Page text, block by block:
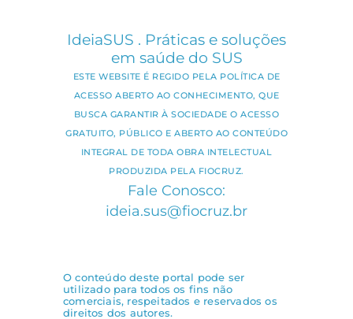
IdeiaSUS . Práticas e soluções
em saúde do SUS
ESTE WEBSITE É REGIDO PELA POLÍTICA DE
ACESSO ABERTO AO CONHECIMENTO, QUE
BUSCA GARANTIR À SOCIEDADE O ACESSO
GRATUITO, PÚBLICO E ABERTO AO CONTEÚDO
INTEGRAL DE TODA OBRA INTELECTUAL
PRODUZIDA PELA FIOCRUZ.
Fale Conosco:
ideia.sus@fiocruz.br
O conteúdo deste portal pode ser
utilizado para todos os fins não
comerciais, respeitados e reservados os
direitos dos autores.